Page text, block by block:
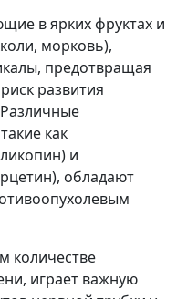
в ярких фруктах и
морковь),
предотвращая
развития
как
и
обладают
количестве
играет важную